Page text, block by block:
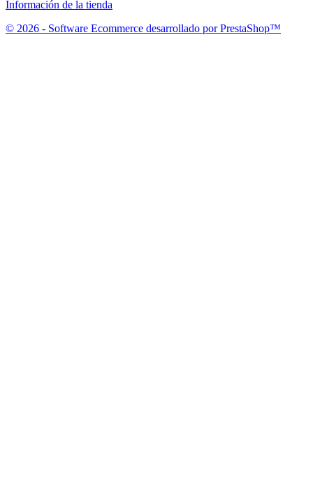
Información de la tienda
© 2026 - Software Ecommerce desarrollado por PrestaShop™